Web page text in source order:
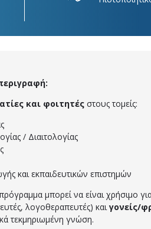
και φοιτητέςστους τομείς:
/ Διαιτολογίας
και εκπαιδευτικών επιστημών
μπορεί να είναι χρήσιμο
λογοθεραπευτές) καιγονείς/
τεκμηριωμένη γνώση.